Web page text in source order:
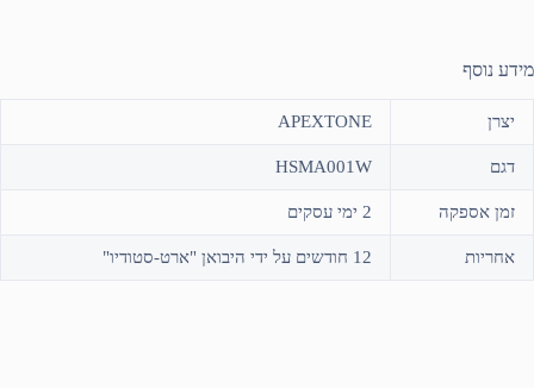
מידע נוסף
יצרן APEXTONE
דגם HSMA001W
זמן אספקה 2 ימי עסקים
אחריות 12 חודשים על ידי היבואן "ארט-סטודיו"